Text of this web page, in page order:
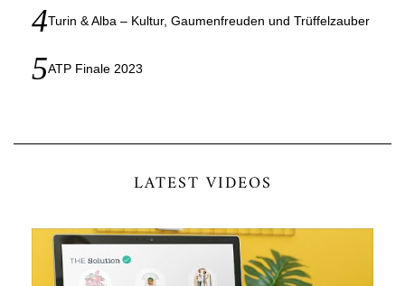
Turin & Alba – Kultur, Gaumenfreuden und Trüffelzauber
ATP Finale 2023
LATEST VIDEOS